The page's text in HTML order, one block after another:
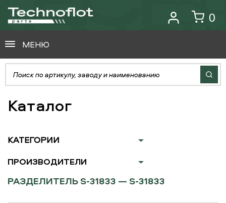
0
МЕНЮ
Каталог
КАТЕГОРИИ
ПРОИЗВОДИТЕЛИ
РАЗДЕЛИТЕЛЬ S-31833 — S-31833